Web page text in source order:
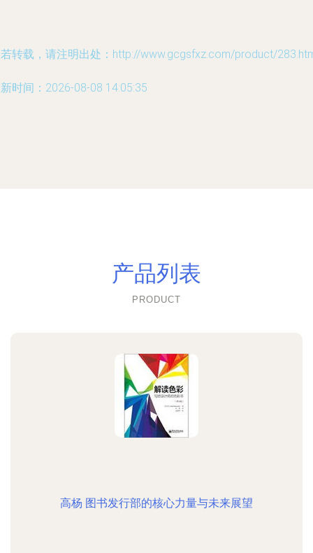
转载，请注明出处：http://www.gcgsfxz.com/product/
时间：2026-08-08 14:05:35
产品列表
PRODUCT
高杨 图书发行部的核心力量与未来展望